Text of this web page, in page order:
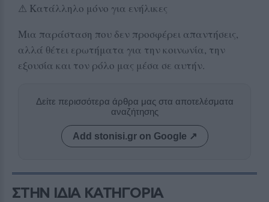
⚠ Κατάλληλο μόνο για ενήλικες
Μια παράσταση που δεν προσφέρει απαντήσεις,
αλλά θέτει ερωτήματα για την κοινωνία, την
εξουσία και τον ρόλο μας μέσα σε αυτήν.
Δείτε περισσότερα άρθρα μας στα αποτελέσματα
αναζήτησης
Add stonisi.gr on Google ↗
ΣΤΗΝ ΙΔΙΑ ΚΑΤΗΓΟΡΙΑ